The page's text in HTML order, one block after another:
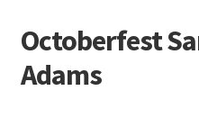
Skip
to
navigation
Skip
to
content
Octoberfest
Adams